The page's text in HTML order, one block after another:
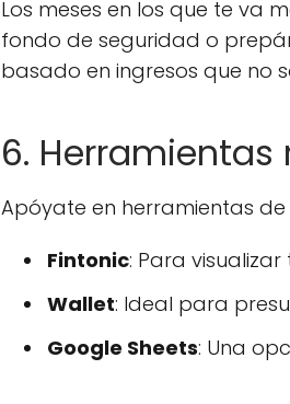
Los meses en los que te va
fondo de seguridad o
basado en ingresos que no
6.
Apóyate en herramientas
Fintonic: Para
Wallet: Ideal para
Google Sheets: Una